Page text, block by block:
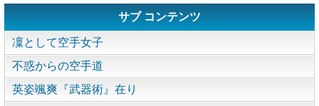
サブ コンテンツ
凜として空手女子
不惑からの空手道
英姿颯爽『武器術』在り